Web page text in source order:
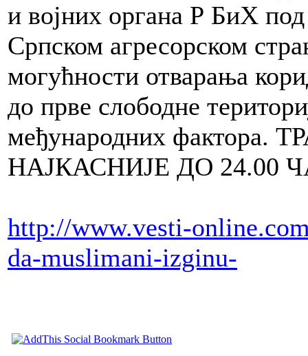
и војних органа Р БиХ
Српском агресорском
могућности отварања
до прве слободне
међународних
НАЈКАСНИЈЕ ДО 24.00
http://www.vesti-
da-muslimani-izginu-